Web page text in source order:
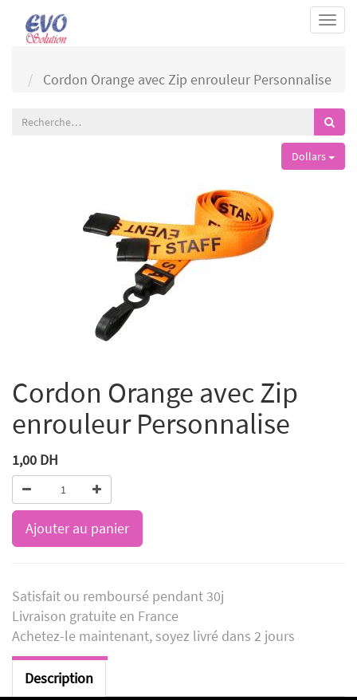
Cordon Orange avec Zip enrouleur Personnalise
Dollars
Cordon Orange avec Zip
enrouleur Personnalise
1,00 DH
Ajouter au panier
Satisfait ou remboursé pendant 30j
Livraison gratuite en France
Achetez-le maintenant, soyez livré dans 2 jours
Description